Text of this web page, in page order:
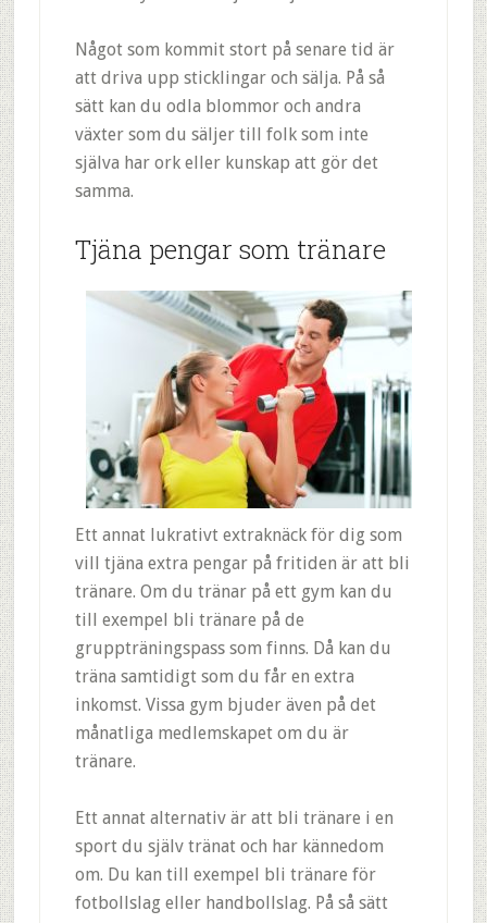
Något som kommit stort på senare tid är
att driva upp sticklingar och sälja. På så
sätt kan du odla blommor och andra
växter som du säljer till folk som inte
själva har ork eller kunskap att gör det
samma.
Tjäna pengar som tränare
Ett annat lukrativt extraknäck för dig som
vill tjäna extra pengar på fritiden är att bli
tränare. Om du tränar på ett gym kan du
till exempel bli tränare på de
gruppträningspass som finns. Då kan du
träna samtidigt som du får en extra
inkomst. Vissa gym bjuder även på det
månatliga medlemskapet om du är
tränare.
Ett annat alternativ är att bli tränare i en
sport du själv tränat och har kännedom
om. Du kan till exempel bli tränare för
fotbollslag eller handbollslag. På så sätt